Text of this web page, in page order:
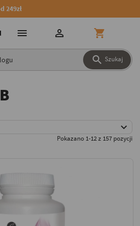
249zł
 Szukaj
  

Pokazano 1-12 z 157 pozycji